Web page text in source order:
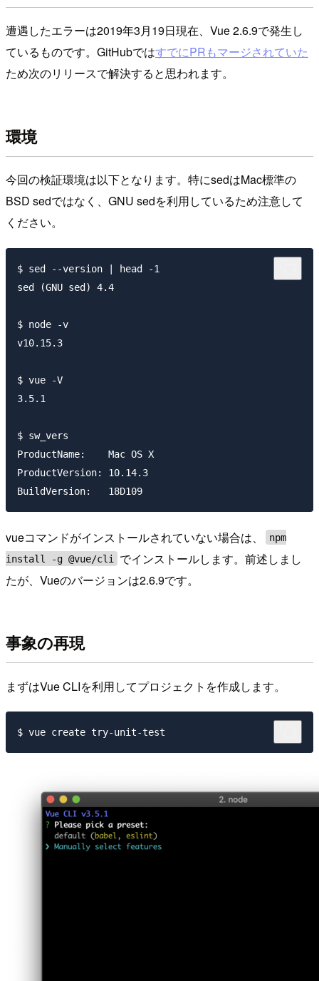
遭遇したエラーは2019年3月19日現在、Vue 2.6.9で発生し
ているものです。GitHubではすでにPRもマージされていた
ため次のリリースで解決すると思われます。
環境
今回の検証環境は以下となります。特にsedはMac標準の
BSD sedではなく、GNU sedを利用しているため注意して
ください。
$ sed --version | head -1
sed (GNU sed) 4.4
$ node -v
v10.15.3
$ vue -V
3.5.1
$ sw_vers
ProductName:	Mac OS X
ProductVersion:	10.14.3
vueコマンドがインストールされていない場合は、
npm
install -g @vue/cli
でインストールします。前述しまし
たが、Vueのバージョンは2.6.9です。
事象の再現
まずはVue CLIを利用してプロジェクトを作成します。